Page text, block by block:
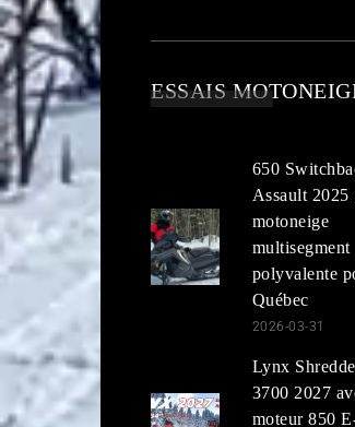
ESSAIS
650
Assault 2025
motoneige
multisegment
polyvalente
Québec
2026-03-31
Lynx
3700 2027
moteur 850